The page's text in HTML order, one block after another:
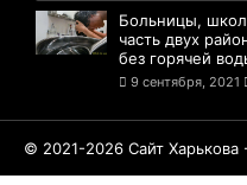
Больницы,
часть двух
без горячей
9 сентября, 2021
© 2021-2026 Сайт Харькова